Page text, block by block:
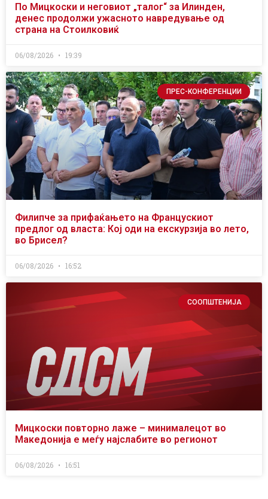
По Мицкоски и неговиот „талог“ за Илинден,
денес продолжи ужасното навредување од
страна на Стоилковиќ
06/08/2026 19:39
ПРЕС-КОНФЕРЕНЦИИ
Филипче за прифаќањето на Францускиот
предлог од власта: Кој оди на екскурзија во лето,
во Брисел?
06/08/2026 16:52
СООПШТЕНИЈА
Мицкоски повторно лаже – минималецот во
Македонија е меѓу најслабите во регионот
06/08/2026 16:51